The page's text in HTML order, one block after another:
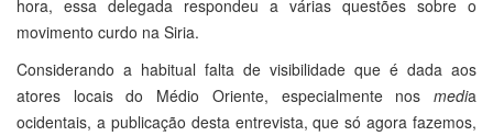
hora, essa delegada respondeu a várias questões sobre o
movimento curdo na Siria.
Considerando a habitual falta de visibilidade que é dada aos
atores locais do Médio Oriente, especialmente nos
media
ocidentais, a publicação desta entrevista, que só agora fazemos,